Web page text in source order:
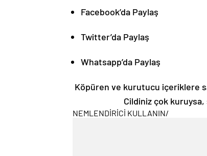
Facebook’da Paylaş
Twitter’da Paylaş
Whatsapp’da Paylaş
Köpüren ve kurutucu içeriklere
Cildiniz çok kuruysa,
NEMLENDİRİCİ KULLANIN/